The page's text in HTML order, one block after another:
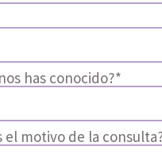
has conocido?*
el motivo de la